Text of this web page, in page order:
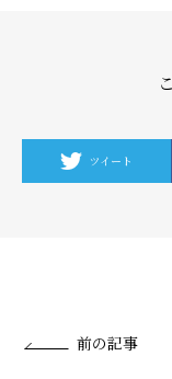
ツイート
前の記事